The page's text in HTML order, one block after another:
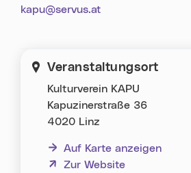
kapu@servus.at
Veranstaltungsort
Kulturverein KAPU
Kapuzinerstraße 36
4020 Linz
Auf Karte anzeigen
Zur Website
(neues Fenster)